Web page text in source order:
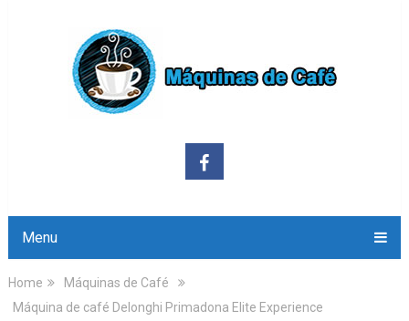
Menu
Home
Máquinas de Café
Máquina de café Delonghi Primadona Elite Experience